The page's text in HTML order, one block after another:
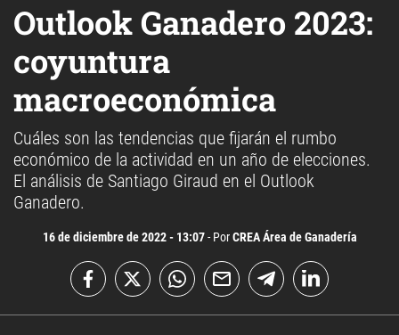
Outlook Ganadero 2023:
coyuntura
macroeconómica
Cuáles son las tendencias que fijarán el rumbo
económico de la actividad en un año de elecciones.
El análisis de Santiago Giraud en el Outlook
Ganadero.
16 de diciembre de 2022 - 13:07- PorCREA Área de Ganadería